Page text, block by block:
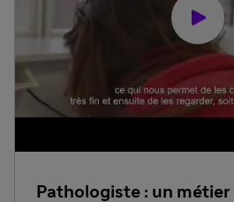
Pathologiste : un